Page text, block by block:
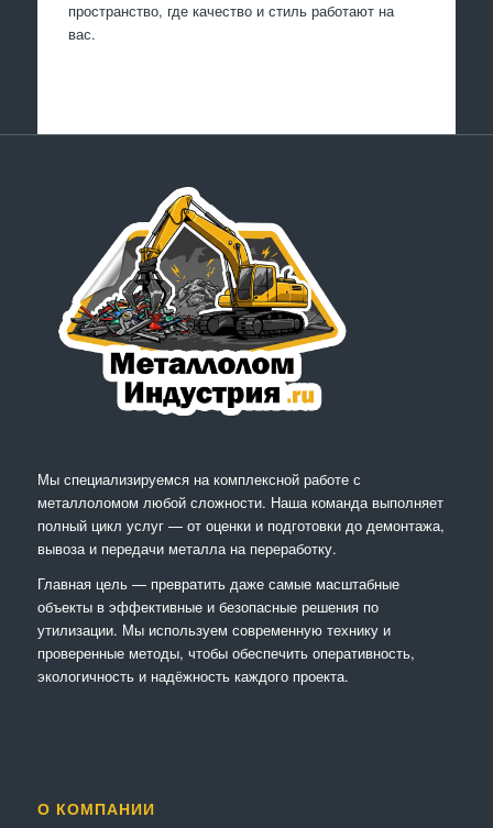
пространство, где качество и стиль работают на
вас.
Мы специализируемся на комплексной работе с
металлоломом любой сложности. Наша команда выполняет
полный цикл услуг — от оценки и подготовки до демонтажа,
вывоза и передачи металла на переработку.
Главная цель — превратить даже самые масштабные
объекты в эффективные и безопасные решения по
утилизации. Мы используем современную технику и
проверенные методы, чтобы обеспечить оперативность,
экологичность и надёжность каждого проекта.
О КОМПАНИИ